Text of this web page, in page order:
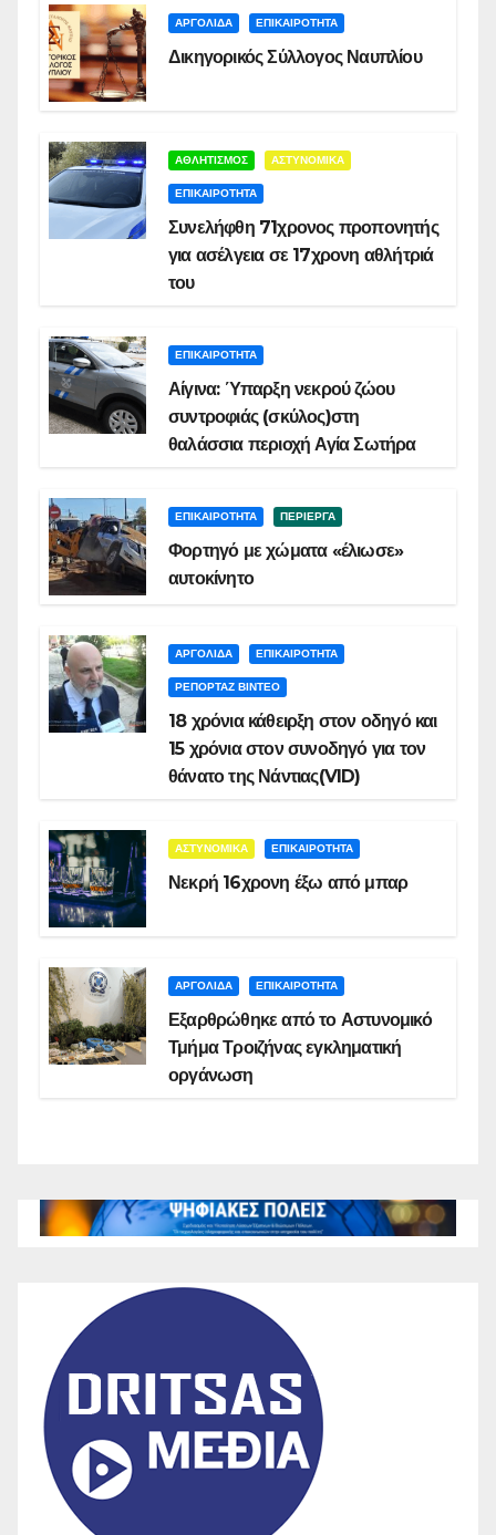
ΑΡΓΟΛΙΔΑ ΕΠΙΚΑΙΡΟΤΗΤΑ
Δικηγορικός Σύλλογος Ναυπλίου
ΑΘΛΗΤΙΣΜΟΣ ΑΣΤΥΝΟΜΙΚΑ
ΕΠΙΚΑΙΡΟΤΗΤΑ
Συνελήφθη 71χρονος προπονητής
για ασέλγεια σε 17χρονη αθλήτριά
του
ΕΠΙΚΑΙΡΟΤΗΤΑ
Αίγινα: Ύπαρξη νεκρού ζώου
συντροφιάς (σκύλος)στη
θαλάσσια περιοχή Αγία Σωτήρα
ΕΠΙΚΑΙΡΟΤΗΤΑ ΠΕΡΙΕΡΓΑ
Φορτηγό με χώματα «έλιωσε»
αυτοκίνητο
ΑΡΓΟΛΙΔΑ ΕΠΙΚΑΙΡΟΤΗΤΑ
ΡΕΠΟΡΤΑΖ ΒΙΝΤΕΟ
18 χρόνια κάθειρξη στον οδηγό και
15 χρόνια στον συνοδηγό για τον
θάνατο της Νάντιας(VID)
ΑΣΤΥΝΟΜΙΚΑ ΕΠΙΚΑΙΡΟΤΗΤΑ
Νεκρή 16χρονη έξω από μπαρ
ΑΡΓΟΛΙΔΑ ΕΠΙΚΑΙΡΟΤΗΤΑ
Εξαρθρώθηκε από το Αστυνομικό
Τμήμα Τροιζήνας εγκληματική
οργάνωση